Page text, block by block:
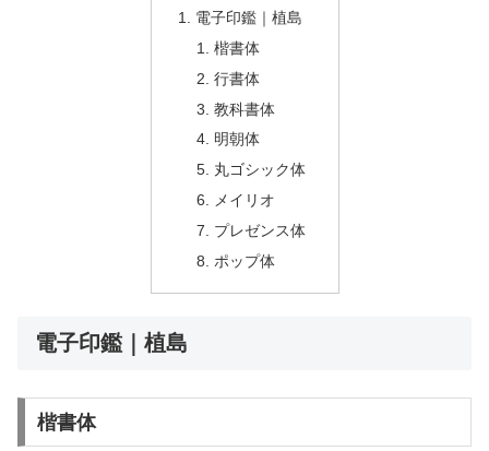
電子印鑑｜植島
楷書体
行書体
教科書体
明朝体
丸ゴシック体
メイリオ
プレゼンス体
ポップ体
電子印鑑｜植島
楷書体